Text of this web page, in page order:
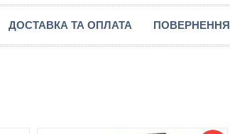
ДОСТАВКА ТА ОПЛАТА ПОВЕРНЕННЯ